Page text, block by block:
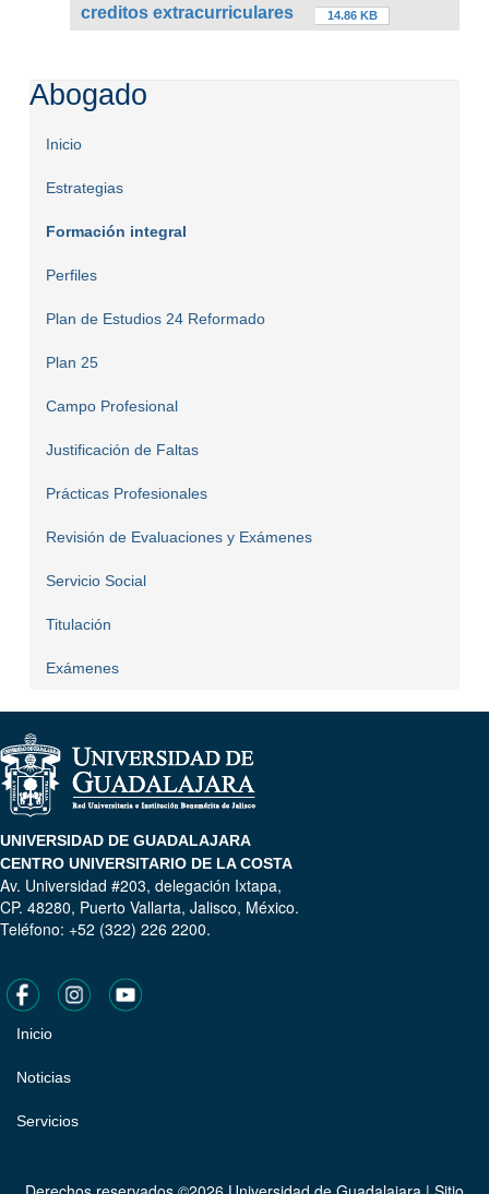
creditos extracurriculares 14.86 KB
Abogado
Inicio
Estrategias
Formación integral
Perfiles
Plan de Estudios 24 Reformado
Plan 25
Campo Profesional
Justificación de Faltas
Prácticas Profesionales
Revisión de Evaluaciones y Exámenes
Servicio Social
Titulación
Exámenes
UNIVERSIDAD DE GUADALAJARA
CENTRO UNIVERSITARIO DE LA COSTA
Av. Universidad #203, delegación Ixtapa,
CP. 48280, Puerto Vallarta, Jalisco, México.
Teléfono: +52 (322) 226 2200.
Pie
de
página
Inicio
Noticias
Servicios